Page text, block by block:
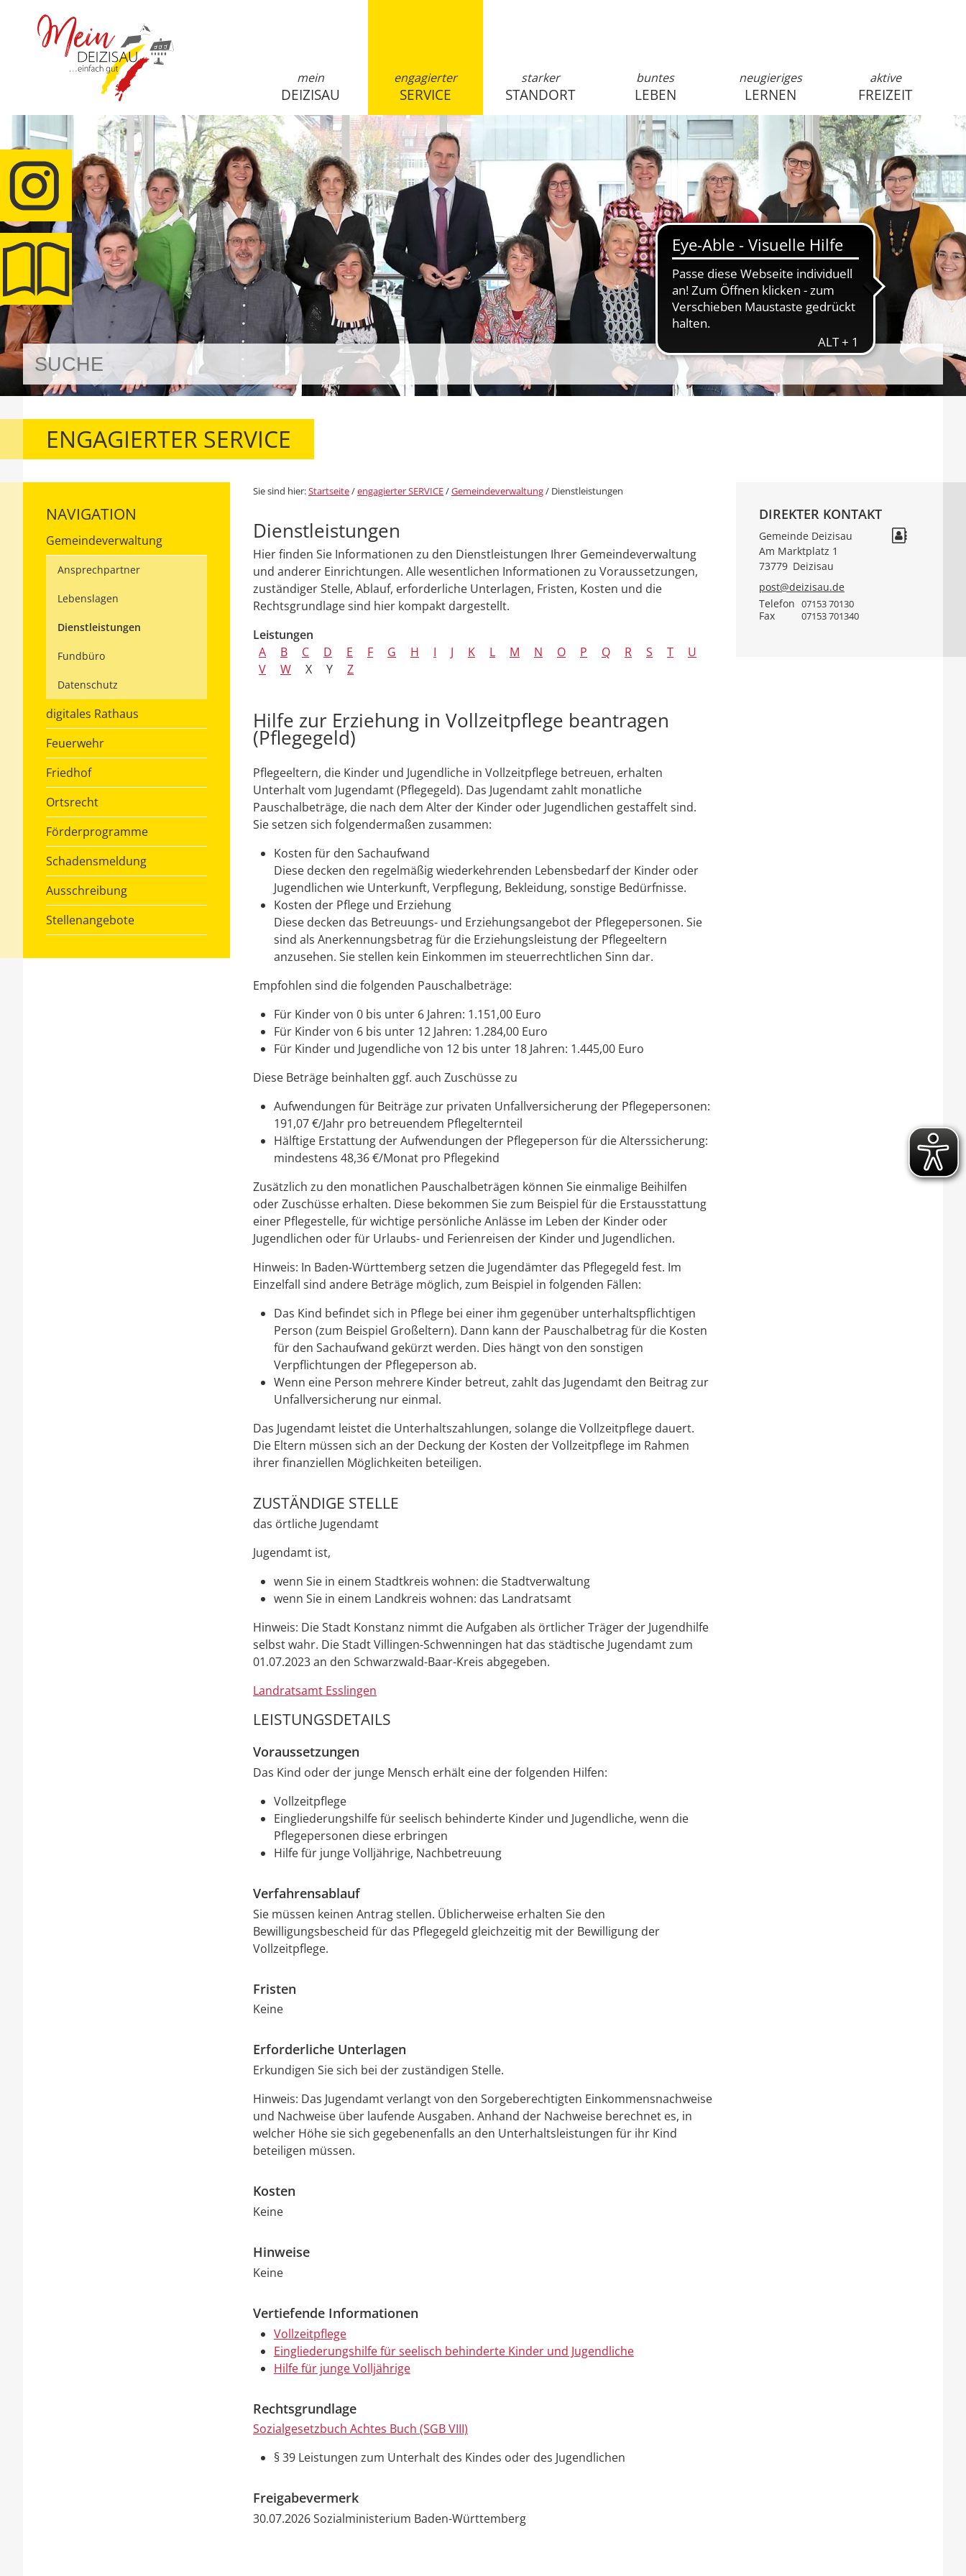
anmelden
mein
DEIZISAU
engagierter
SERVICE
starker
STANDORT
buntes
LEBEN
neugieriges
LERNEN
aktive
FREIZEIT
ENGAGIERTER SERVICE
NAVIGATION
Gemeindeverwaltung
Ansprechpartner
Lebenslagen
Dienstleistungen
Fundbüro
Datenschutz
digitales Rathaus
Feuerwehr
Friedhof
Ortsrecht
Förderprogramme
Schadensmeldung
Ausschreibung
Stellenangebote
Sie sind hier:Startseite/engagierter SERVICE/Gemeindeverwaltung/ Dienstleistungen
Dienstleistungen
Hier finden Sie Informationen zu den Dienstleistungen Ihrer Gemeindeverwaltung
und anderer Einrichtungen. Alle wesentlichen Informationen zu Voraussetzungen,
zuständiger Stelle, Ablauf, erforderliche Unterlagen, Fristen, Kosten und die
Rechtsgrundlage sind hier kompakt dargestellt.
Leistungen
A
B C D E F G H I J K L M N O P Q R S T
U
V
W X Y Z
Hilfe zur Erziehung in Vollzeitpflege beantragen
(Pflegegeld)
Pflegeeltern, die Kinder und Jugendliche in Vollzeitpflege betreuen, erhalten
Unterhalt vom Jugendamt (Pflegegeld). Das Jugendamt zahlt monatliche
Pauschalbeträge, die nach dem Alter der Kinder oder Jugendlichen gestaffelt sind.
Sie setzen sich folgendermaßen zusammen:
Kosten für den Sachaufwand
Diese decken den regelmäßig wiederkehrenden Lebensbedarf der Kinder oder
Jugendlichen wie Unterkunft, Verpflegung, Bekleidung, sonstige Bedürfnisse.
Kosten der Pflege und Erziehung
Diese decken das Betreuungs- und Erziehungsangebot der Pflegepersonen. Sie
sind als Anerkennungsbetrag für die Erziehungsleistung der Pflegeeltern
anzusehen. Sie stellen kein Einkommen im steuerrechtlichen Sinn dar.
Empfohlen sind die folgenden Pauschalbeträge:
Für Kinder von 0 bis unter 6 Jahren: 1.151,00 Euro
Für Kinder von 6 bis unter 12 Jahren: 1.284,00 Euro
Für Kinder und Jugendliche von 12 bis unter 18 Jahren: 1.445,00 Euro
Diese Beträge beinhalten ggf. auch Zuschüsse zu
Aufwendungen für Beiträge zur privaten Unfallversicherung der Pflegepersonen:
191,07 €/Jahr pro betreuendem Pflegelternteil
Hälftige Erstattung der Aufwendungen der Pflegeperson für die Alterssicherung:
mindestens 48,36 €/Monat pro Pflegekind
Zusätzlich zu den monatlichen Pauschalbeträgen können Sie einmalige Beihilfen
oder Zuschüsse erhalten. Diese bekommen Sie zum Beispiel für die Erstausstattung
einer Pflegestelle, für wichtige persönliche Anlässe im Leben der Kinder oder
Jugendlichen oder für Urlaubs- und Ferienreisen der Kinder und Jugendlichen.
Hinweis: In Baden-Württemberg setzen die Jugendämter das Pflegegeld fest. Im
Einzelfall sind andere Beträge möglich, zum Beispiel in folgenden Fällen:
Das Kind befindet sich in Pflege bei einer ihm gegenüber unterhaltspflichtigen
Person (zum Beispiel Großeltern). Dann kann der Pauschalbetrag für die Kosten
für den Sachaufwand gekürzt werden. Dies hängtvon den sonstigen
Verpflichtungen der Pflegeperson ab.
Wenn eine Person mehrere Kinder betreut, zahlt das Jugendamt den Beitrag zur
Unfallversicherung nur einmal.
Das Jugendamt leistet die Unterhaltszahlungen, solange die Vollzeitpflege dauert.
Die Eltern müssen sich an der Deckung der Kosten der Vollzeitpflege im Rahmen
ihrer finanziellen Möglichkeiten beteiligen.
ZUSTÄNDIGE STELLE
das örtliche Jugendamt
Jugendamt ist,
wenn Sie in einem Stadtkreis wohnen: die Stadtverwaltung
wenn Sie in einem Landkreis wohnen: das Landratsamt
Hinweis: Die Stadt Konstanz nimmt die Aufgaben als örtlicher Träger der Jugendhilfe
selbst wahr. Die Stadt Villingen-Schwenningen hat das städtische Jugendamt zum
01.07.2023 an den Schwarzwald-Baar-Kreis abgegeben.
Landratsamt Esslingen
LEISTUNGSDETAILS
Voraussetzungen
Das Kind oder der junge Mensch erhält eine der folgenden Hilfen:
Vollzeitpflege
Eingliederungshilfe für seelisch behinderte Kinder und Jugendliche, wenn die
Pflegepersonen diese erbringen
Hilfe für junge Volljährige, Nachbetreuung
Verfahrensablauf
Sie müssen keinen Antrag stellen. Üblicherweise erhalten Sie den
Bewilligungsbescheid für das Pflegegeld gleichzeitig mit der Bewilligung der
Vollzeitpflege.
Fristen
Keine
Erforderliche Unterlagen
Erkundigen Sie sich bei der zuständigen Stelle.
Hinweis: Das Jugendamt verlangt von den Sorgeberechtigten Einkommensnachweise
und Nachweise über laufende Ausgaben. Anhand der Nachweise berechnet es, in
welcher Höhe sie sich gegebenenfalls an den Unterhaltsleistungen für ihr Kind
beteiligen müssen.
Kosten
Keine
Hinweise
Keine
Vertiefende Informationen
Vollzeitpflege
Eingliederungshilfe für seelisch behinderte Kinder und Jugendliche
Hilfe für junge Volljährige
Rechtsgrundlage
Sozialgesetzbuch Achtes Buch (SGB VIII)
§ 39 Leistungen zum Unterhalt des Kindes oder des Jugendlichen
Freigabevermerk
30.07.2026 Sozialministerium Baden-Württemberg
DIREKTER KONTAKT
Gemeinde Deizisau
Am Marktplatz 1
73779 Deizisau
post@deizisau.de
Telefon 07153 70130
Fax 07153 701340